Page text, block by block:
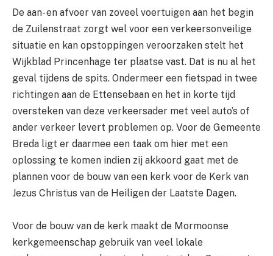
De aan- en afvoer van zoveel voertuigen aan het begin
de Zuilenstraat zorgt wel voor een verkeersonveilige
situatie en kan opstoppingen veroorzaken stelt het
Wijkblad Princenhage ter plaatse vast. Dat is nu al het
geval tijdens de spits. Ondermeer een fietspad in twee
richtingen aan de Ettensebaan en het in korte tijd
oversteken van deze verkeersader met veel auto’s of
ander verkeer levert problemen op. Voor de Gemeente
Breda ligt er daarmee een taak om hier met een
oplossing te komen indien zij akkoord gaat met de
plannen voor de bouw van een kerk voor de Kerk van
Jezus Christus van de Heiligen der Laatste Dagen.
Voor de bouw van de kerk maakt de Mormoonse
kerkgemeenschap gebruik van veel lokale